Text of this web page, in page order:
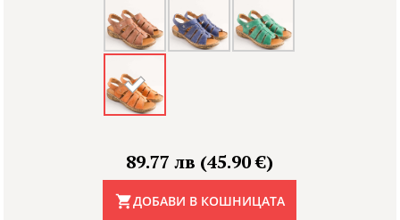
89.77 лв (45.90 €)
ДОБАВИ В КОШНИЦАТА